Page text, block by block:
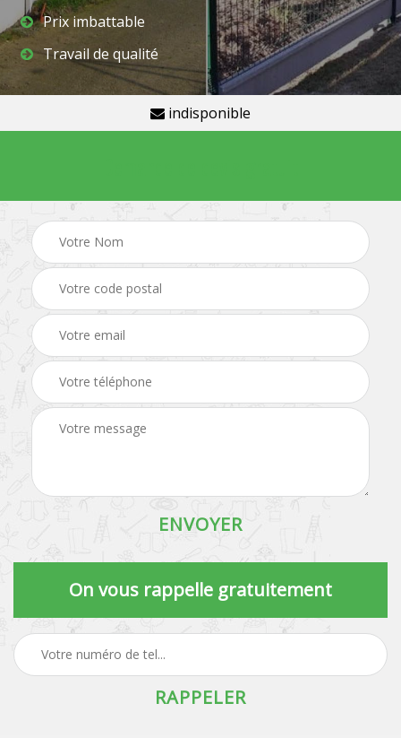
Prix imbattable
Travail de qualité
indisponible
On vous rappelle gratuitement